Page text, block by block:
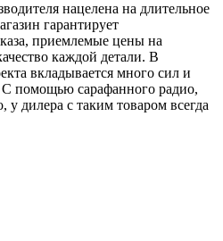
нацелена на длительное
гарантирует
приемлемые цены на
каждой детали. В
вкладывается много сил и
С помощью сарафанного радио,
у дилера с таким товаром всегда